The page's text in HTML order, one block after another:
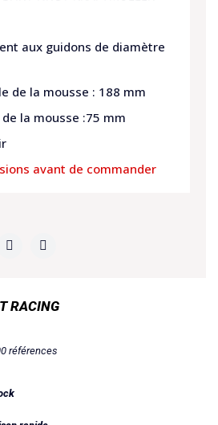
aux guidons de diamètre
de la mousse : 188 mm
la mousse :75 mm
avant de commander
RACING
références